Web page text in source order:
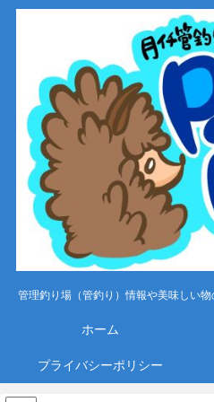
管理釣り場（管釣り）情報や美味しい
ホーム
プライバシーポリシー